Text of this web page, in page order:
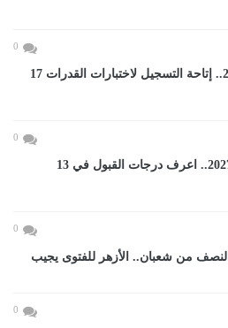
0
تنسيق الجامعات 2026.. إتاحة التسجيل لاختبارات القدرات 17
0
تنسيق الثانوى العام 2027.. اعرف درجات القبول في 13
0
من شعبان.. الأزهر للفتوى يجيب
0